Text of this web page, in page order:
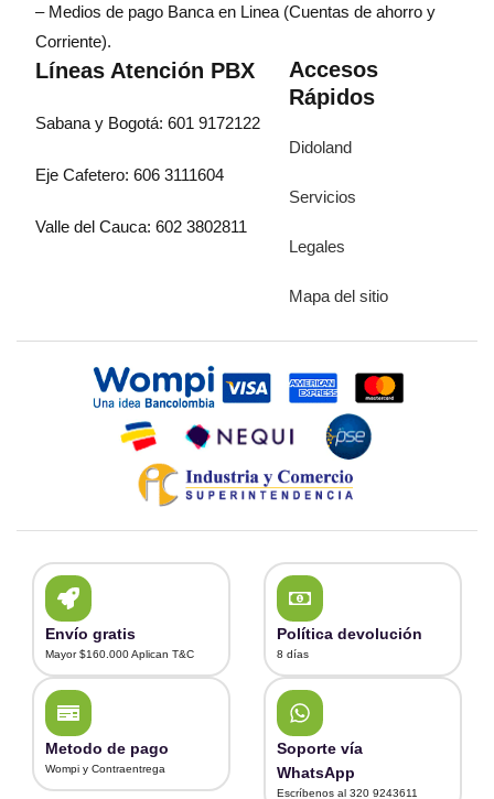
– Medios de pago Banca en Linea (Cuentas de ahorro y
Corriente).
Líneas Atención PBX
Sabana y Bogotá: 601 9172122
Eje Cafetero: 606 3111604
Valle del Cauca: 602 3802811
Accesos
Rápidos
Didoland
Servicios
Legales
Mapa del sitio
Envío gratis
Mayor $160.000 Aplican T&C
Política devolución
8 días
Metodo de pago
Wompi y Contraentrega
Soporte vía
WhatsApp
Escríbenos al 320 9243611